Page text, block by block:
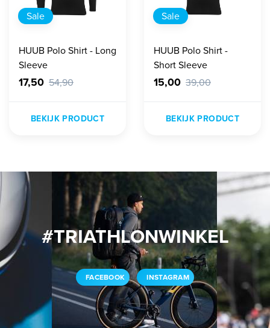
Sale
HUUB Polo Shirt - Long
Sleeve
17,50 54,90
BEKIJK PRODUCT
Sale
HUUB Polo Shirt -
Short Sleeve
15,00 39,00
BEKIJK PRODUCT
#TRIATHLONWINKEL
FACEBOOK INSTAGRAM